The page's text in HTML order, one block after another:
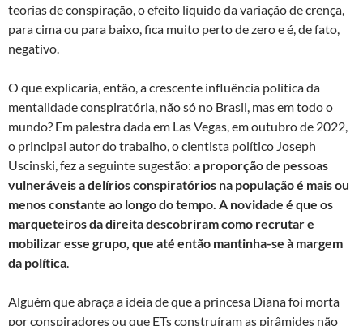
teorias de conspiração, o efeito líquido da variação de crença,
para cima ou para baixo, fica muito perto de zero e é, de fato,
negativo.
O que explicaria, então, a crescente influência política da
mentalidade conspiratória, não só no Brasil, mas em todo o
mundo? Em palestra dada em Las Vegas, em outubro de 2022,
o principal autor do trabalho, o cientista político Joseph
Uscinski, fez a seguinte sugestão: a proporção de pessoas
vulneráveis a delírios conspiratórios na população é mais ou
menos constante ao longo do tempo. A novidade é que os
marqueteiros da direita descobriram como recrutar e
mobilizar esse grupo, que até então mantinha-se à margem
da política.
Alguém que abraça a ideia de que a princesa Diana foi morta
por conspiradores ou que ETs construíram as pirâmides não